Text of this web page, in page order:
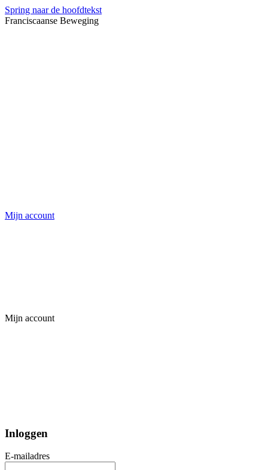
Spring naar de hoofdtekst
Franciscaanse Beweging
Mijn account
Mijn account
Inloggen
E-mailadres